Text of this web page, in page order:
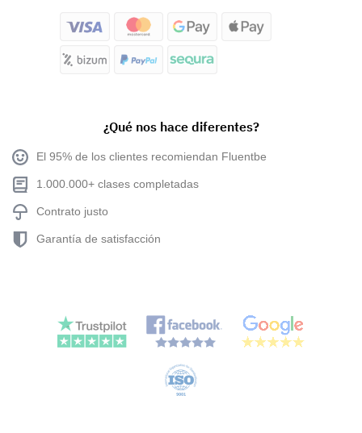
¿Qué nos hace diferentes?
El 95% de los clientes recomiendan Fluentbe
1.000.000+ clases completadas
Contrato justo
Garantía de satisfacción